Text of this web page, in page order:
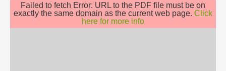
Failed to fetch Error: URL to the PDF file must be on
exactly the same domain as the current web page. Click
here for more info